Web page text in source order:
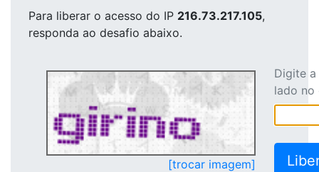
Para liberar o acesso do IP 216.73.217.105,
responda ao desafio abaixo.
[trocar imagem]
Digite
lado no